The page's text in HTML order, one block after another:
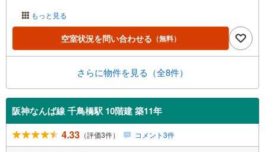
もっと見る
空室状況を問い合わせる （無料）
さらに物件を見る（全8件）
阪神なんば線 千鳥橋駅 10階建 築11年
4.33 （評価3件） コメント3件